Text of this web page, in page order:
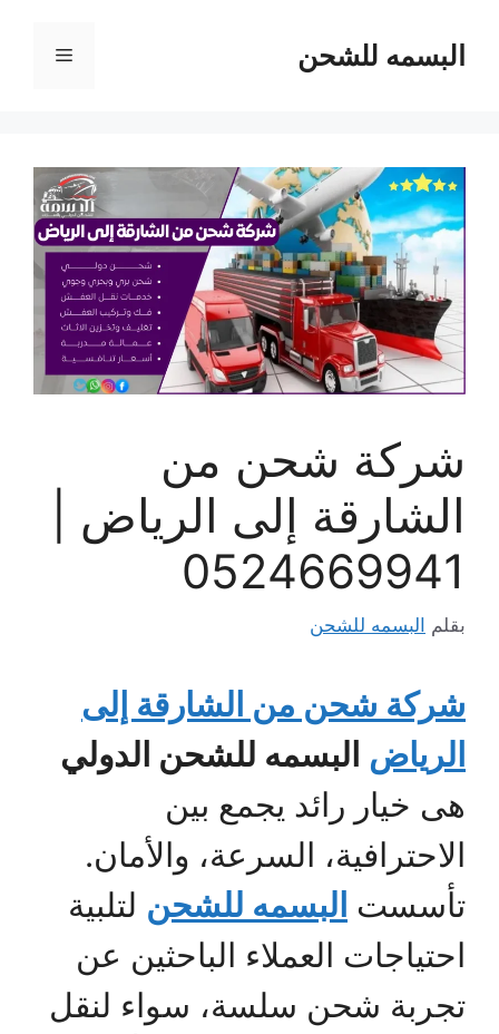
المحتوىالبسمه للشحن القائمة
شركة شحن من
الشارقة إلى الرياض |
0524669941
بقلم البسمه للشحن
شركة شحن من الشارقة إلى
الرياض البسمه للشحن الدولي
هى خيار رائد يجمع بين
الاحترافية، السرعة، والأمان.
تأسست البسمه للشحن لتلبية
احتياجات العملاء الباحثين عن
تجربة شحن سلسة، سواء لنقل